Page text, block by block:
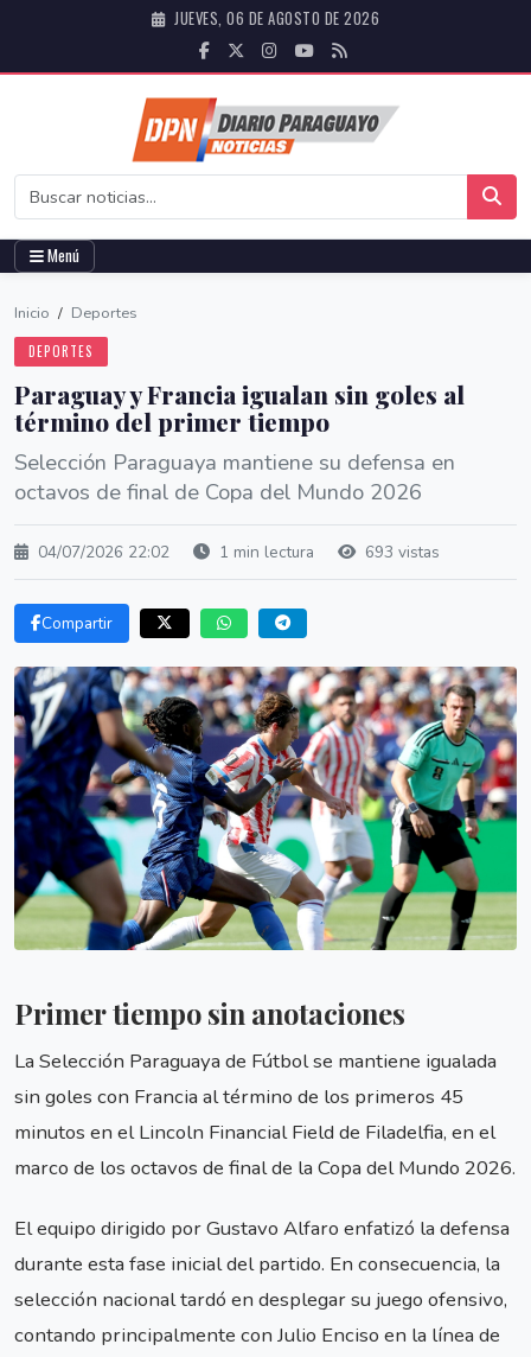
JUEVES, 06 DE AGOSTO DE 2026
Menú
Inicio / Deportes
DEPORTES
Paraguay y Francia igualan sin goles al
término del primer tiempo
Selección Paraguaya mantiene su defensa en
octavos de final de Copa del Mundo 2026
04/07/2026 22:02 1 min lectura 693 vistas
Compartir
Primer tiempo sin anotaciones
La Selección Paraguaya de Fútbol se mantiene igualada
sin goles con Francia al término de los primeros 45
minutos en el Lincoln Financial Field de Filadelfia, en el
marco de los octavos de final de la Copa del Mundo 2026.
El equipo dirigido por Gustavo Alfaro enfatizó la defensa
durante esta fase inicial del partido. En consecuencia, la
selección nacional tardó en desplegar su juego ofensivo,
contando principalmente con Julio Enciso en la línea de